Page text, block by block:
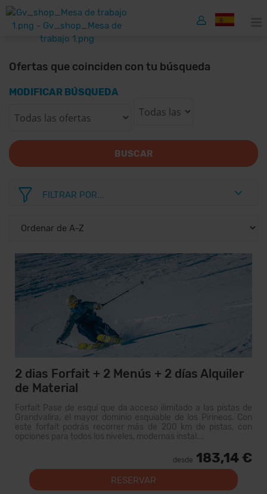
Ofertas que coinciden con tu búsqueda
MODIFICAR BÚSQUEDA
BUSCAR
FILTRAR POR...
2 dias Forfait + 2 Menús + 2 días Alquiler
de Material
Forfait Pase de esquí que da acceso ilimitado a las pistas de
Grandvalira, el mayor dominio esquiable de los Pirineos. Con
este forfait podrás recorrer más de 200 km de pistas, con
opciones para todos los niveles, modernas instal...
desde 183,14 €
RESERVAR